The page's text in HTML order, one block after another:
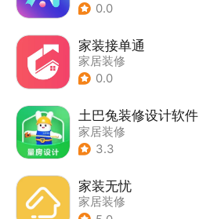
0.0
家装接单通
家居装修
0.0
土巴兔装修设计软件
家居装修
3.3
家装无忧
家居装修